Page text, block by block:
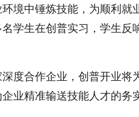
境中锤炼技能，为顺利就
学生在创普实习，学生反
度合作企业，创普开业将
业精准输送技能人才的务